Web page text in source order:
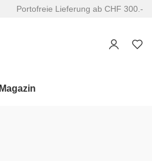
Portofreie Lieferung ab CHF 300.-
Magazin